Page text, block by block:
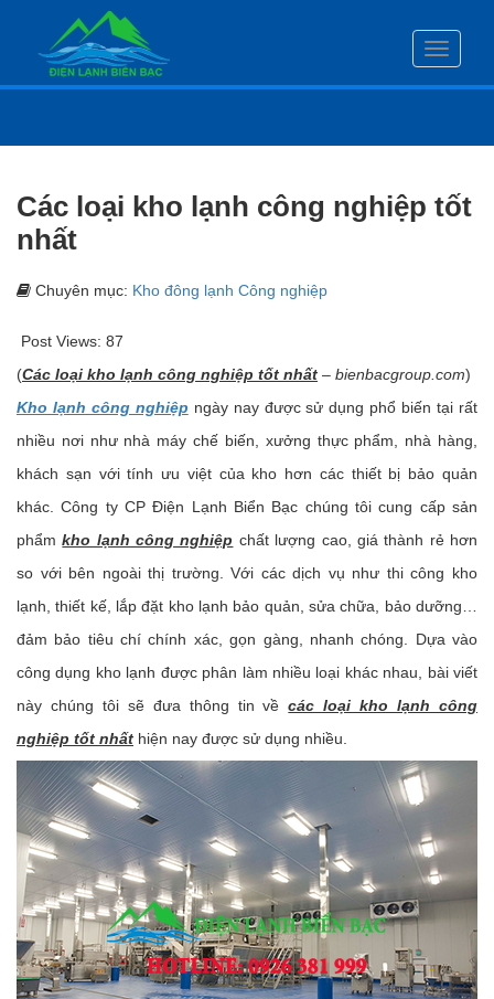
Toggle
Các loại kho lạnh công nghiệp tốt
nhất
Chuyên mục: Kho đông lạnh Công nghiệp
Post Views: 87
(Các loại kho lạnh công nghiệp tốt nhất – bienbacgroup.com)
Kho lạnh công nghiệp ngày nay được sử dụng phổ biến tại rất
nhiều nơi như nhà máy chế biến, xưởng thực phẩm, nhà hàng,
khách sạn với tính ưu việt của kho hơn các thiết bị bảo quản
khác. Công ty CP Điện Lạnh Biển Bạc chúng tôi cung cấp sản
phẩmkho lạnh công nghiệp chất lượng cao, giá thành rẻ hơn
so với bên ngoài thị trường. Với các dịch vụ như thi công kho
lạnh, thiết kế, lắp đặt kho lạnh bảo quản, sửa chữa, bảo dưỡng…
đảm bảo tiêu chí chính xác, gọn gàng, nhanh chóng. Dựa vào
công dụng kho lạnh được phân làm nhiều loại khác nhau, bài viết
này chúng tôi sẽ đưa thông tin vềcác loại kho lạnh công
nghiệp tốt nhất hiện nay được sử dụng nhiều.